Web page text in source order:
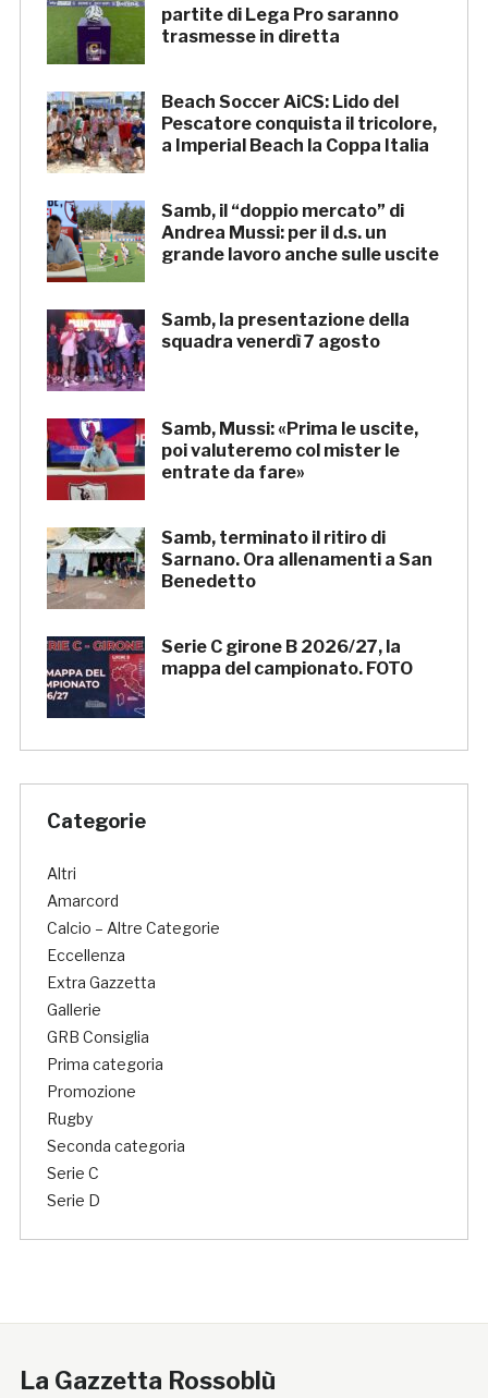
partite di Lega Pro saranno
trasmesse in diretta
Beach Soccer AiCS: Lido del
Pescatore conquista il tricolore,
a Imperial Beach la Coppa Italia
Samb, il “doppio mercato” di
Andrea Mussi: per il d.s. un
grande lavoro anche sulle uscite
Samb, la presentazione della
squadra venerdì 7 agosto
Samb, Mussi: «Prima le uscite,
poi valuteremo col mister le
entrate da fare»
Samb, terminato il ritiro di
Sarnano. Ora allenamenti a San
Benedetto
Serie C girone B 2026/27, la
mappa del campionato. FOTO
Categorie
Altri
Amarcord
Calcio – Altre Categorie
Eccellenza
Extra Gazzetta
Gallerie
GRB Consiglia
Prima categoria
Promozione
Rugby
Seconda categoria
Serie C
Serie D
La Gazzetta Rossoblù